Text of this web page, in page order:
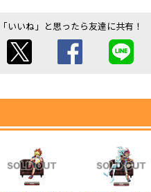
「いいね」と思ったら友達に共有！